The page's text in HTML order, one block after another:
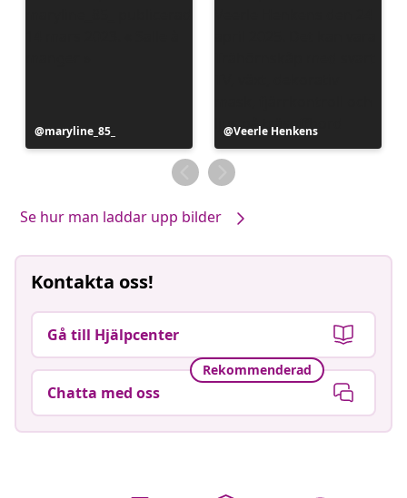
Inlägg
publicerat
maryline_85_
Inlägg
publicerat
av
Veerle Henkens
Se hur man laddar upp bilder
Kontakta oss!
Gå till Hjälpcenter
Rekommenderad
Chatta med oss